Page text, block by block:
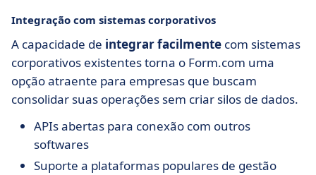
Integração com sistemas corporativos
A capacidade de integrar facilmente com sistemas
corporativos existentes torna o Form.com uma
opção atraente para empresas que buscam
consolidar suas operações sem criar silos de dados.
APIs abertas para conexão com outros
softwares
Suporte a plataformas populares de gestão